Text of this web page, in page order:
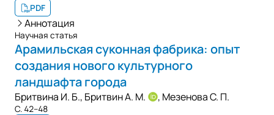
PDF
Аннотация
Научная статья
Арамильская суконная фабрика: опыт
создания нового культурного
ландшафта города
Бритвина И. Б., Бритвин А. М. , Мезенова С. П.
С. 42–48